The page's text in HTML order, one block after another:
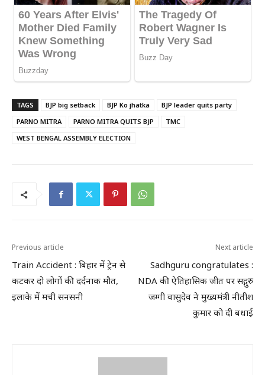
TAGS BJP big setback BJP Ko jhatka
BJP leader quits party
PARNO MITRA
PARNO MITRA QUITS BJP
TMC
WEST BENGAL ASSEMBLY ELECTION
Previous article
Train Accident : बिहार में ट्रेन से
कटकर दो लोगों की दर्दनाक मौत,
इलाके में मची सनसनी
Next article
Sadhguru congratulates :
NDA की ऐतिहासिक जीत पर सद्गुरु
जग्गी वासुदेव ने मुख्यमंत्री नीतीश
कुमार को दी बधाई